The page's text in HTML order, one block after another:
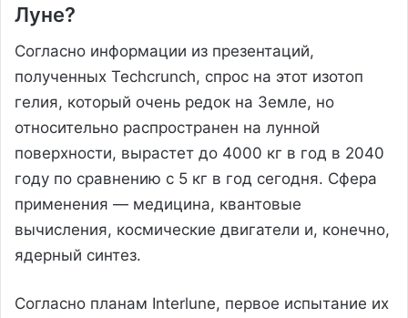
Луне?
Согласно информации из презентаций,
полученных Techcrunch, спрос на этот изотоп
гелия, который очень редок на Земле, но
относительно распространен на лунной
поверхности, вырастет до 4000 кг в год в 2040
году по сравнению с 5 кг в год сегодня. Сфера
применения — медицина, квантовые
вычисления, космические двигатели и, конечно,
ядерный синтез.
Согласно планам Interlune, первое испытание их